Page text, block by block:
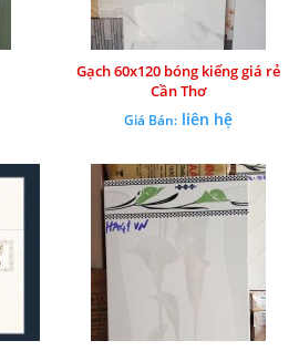
Gạch 60x120 bóng kiếng giá rẻ
Cần Thơ
Giá Bán:liên hệ